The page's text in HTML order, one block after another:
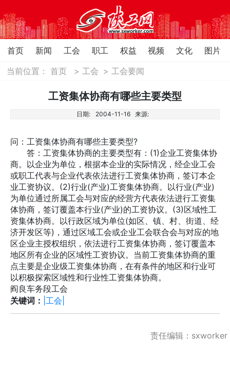
首页 新闻 工会 职工 权益 视频 文化
图片
当前位置：首页 > 工会 > 工会要闻
工资集体协商有哪些主要类型
日期: 2004-11-16 来源:
问：工资集体协商有哪些主要类型?
答：工资集体协商的主要类型有：(1)企业工资集体协
商。以企业为单位，根据本企业的实际情况，经企业工会
或职工代表与企业代表依法进行工资集体协商，签订本企
业工资协议。(2)行业(产业)工资集体协商。以行业(产业)
为单位通过所属工会与对应的经营方代表依法进行工资集
体协商，签订覆盖本行业(产业)的工资协议。(3)区域性工
资集体协商。以行政区域为单位(如区、镇、村、街道、经
济开发区等)，通过区域工会或企业工会联合会与对应的地
区企业主授权组织，依法进行工资集体协商，签订覆盖本
地区所有企业的区域性工资协议。当前工资集体协商的重
点主要是企业级工资集体协商，在有条件的地区和行业可
以积极探索区域性和行业性工资集体协商。
阎良车务段工会
关键词： |工会|
责任编辑：sxworker